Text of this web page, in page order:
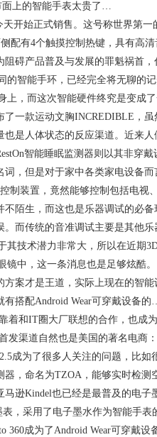
面上的智能手表太贵了…
始正式销售。这号称世界第一
配有4个触摸控制热键，具有高
产品普及与发展的罪魁祸首，
的智能手环，已经完全将无聊的
，而这次智能硬件终究是变成
了一款运动文胸INCREDIBLE，
人体状态的反应渠道。近来人
智能睡眠监测器则以其非穿
但是对于家中各类家电设备而
制装置，竟然能够控制包括电视
生，而这也是乐器调试的必备
而传统的音准调试主要是其他
技术潜力非常大，所以在近期
中，这一条消息也是足够炫酷。
才是王道，实际上现在的智能
搭配Android Wear可穿戴设备的
和IT圈大厂联想的合作，也成为
发渠道自然也是美国的著名电商
为了很多人关注的问题，比如
器，命名为TZOA，能够实时检
Kindel也已经是最普及的电子
，采用了电子墨水作为智能手
成为了Android Wear可穿戴设